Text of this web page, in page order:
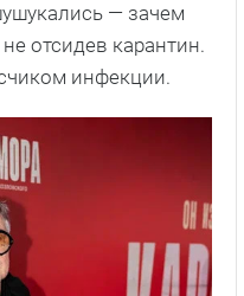
— зачем
отсидев карантин.
инфекции.